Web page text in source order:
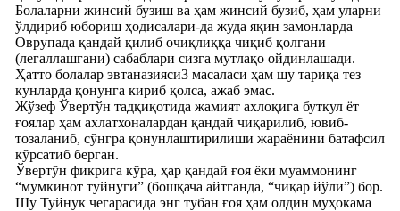
Болаларни жинсий бузиш ва ҳам жинсий бузиб, ҳам уларни
ўлдириб юбориш ҳодисалари-да жуда яқин замонларда
Оврупада қандай қилиб очиқлиққа чиқиб қолгани
(легаллашгани) сабаблари сизга мутлақо ойдинлашади.
Ҳатто болалар эвтаназияси3 масаласи ҳам шу тариқа тез
кунларда қонунга кириб қолса, ажаб эмас.
Жўзеф Ўвертўн тадқиқотида жамият ахлоқига буткул ёт
ғоялар ҳам ахлатхоналардан қандай чиқарилиб, ювиб-
тозаланиб, сўнгра қонунлаштирилиши жараёнини батафсил
кўрсатиб берган.
Ўвертўн фикрига кўра, ҳар қандай ғоя ёки муаммонинг
“мумкинот туйнуги” (бошқача айтганда, “чиқар йўли”) бор.
Шу Туйнук чегарасида энг тубан ғоя ҳам олдин муҳокама